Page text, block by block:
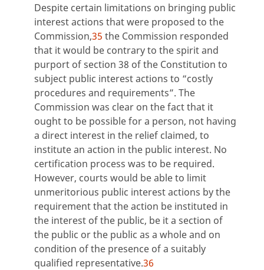
Despite certain limitations on bringing public
interest actions that were proposed to the
Commission,35 the Commission responded
that it would be contrary to the spirit and
purport of section 38 of the Constitution to
subject public interest actions to “costly
procedures and requirements”. The
Commission was clear on the fact that it
ought to be possible for a person, not having
a direct interest in the relief claimed, to
institute an action in the public interest. No
certification process was to be required.
However, courts would be able to limit
unmeritorious public interest actions by the
requirement that the action be instituted in
the interest of the public, be it a section of
the public or the public as a whole and on
condition of the presence of a suitably
qualified representative.36